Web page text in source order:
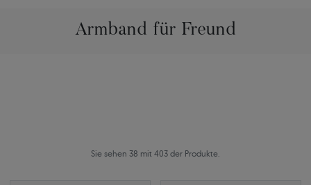
Armband für Freund
Sie sehen 38 mit 403 der Produkte.